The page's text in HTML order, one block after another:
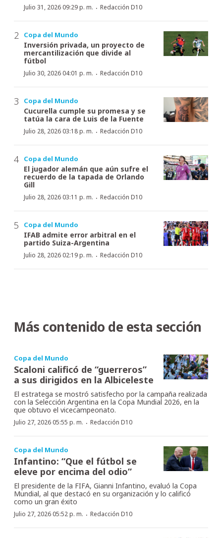
Julio 31, 2026 09:29 p. m. · Redacción D10
Copa del Mundo
Inversión privada, un proyecto de
mercantilización que divide al
fútbol
Julio 30, 2026 04:01 p. m. · Redacción D10
Copa del Mundo
Cucurella cumple su promesa y se
tatúa la cara de Luis de la Fuente
Julio 28, 2026 03:18 p. m. · Redacción D10
Copa del Mundo
El jugador alemán que aún sufre el
recuerdo de la tapada de Orlando
Gill
Julio 28, 2026 03:11 p. m. · Redacción D10
Copa del Mundo
IFAB admite error arbitral en el
partido Suiza-Argentina
Julio 28, 2026 02:19 p. m. · Redacción D10
Más contenido de esta sección
Copa del Mundo
Scaloni calificó de “guerreros”
a sus dirigidos en la Albiceleste
El estratega se mostró satisfecho por la campaña realizada
con la Selección Argentina en la Copa Mundial 2026, en la
que obtuvo el vicecampeonato.
Julio 27, 2026 05:55 p. m. · Redacción D10
Copa del Mundo
Infantino: “Que el fútbol se
eleve por encima del odio”
El presidente de la FIFA, Gianni Infantino, evaluó la Copa
Mundial, al que destacó en su organización y lo calificó
como un gran éxito
Julio 27, 2026 05:52 p. m. · Redacción D10